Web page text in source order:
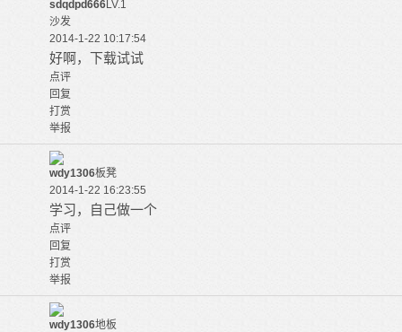
sdqdpd666LV.1
沙发
2014-1-22 10:17:54
好啊，下载试试
点评
回复
打赏
举报
wdy1306板凳
2014-1-22 16:23:55
学习，自己做一个
点评
回复
打赏
举报
wdy1306地板